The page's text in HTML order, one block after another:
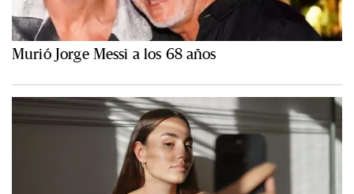
Murió Jorge Messi a los 68 años